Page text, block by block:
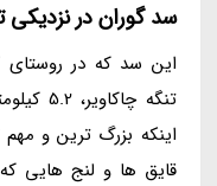
سد گوران در نزدیکی
این سد که در
اینکه بزرگ ترین و
قایق ها و لنج هایی